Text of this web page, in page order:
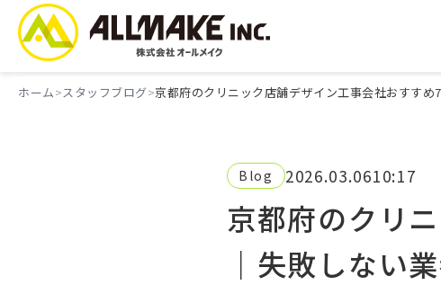
ホーム スタッフブログ 京都府のクリニック店舗デザイン工事会社おすす
Blog 2026.03.0610:17
京都府のクリ
｜失敗しない